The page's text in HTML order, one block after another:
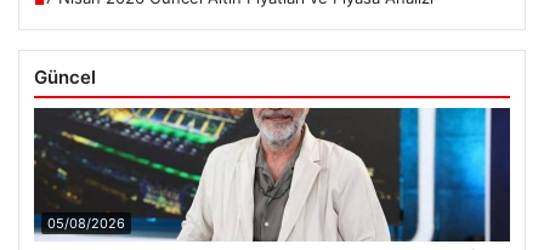
Güncel
05/08/2026
Fenerbahçe’de Cihan Kamer’den Transfer Haberi: Forvet İçin
Kritik Tarih Verildi